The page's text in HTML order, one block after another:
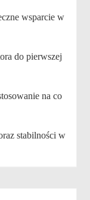
wsparcie w
do pierwszej
na co
stabilności w